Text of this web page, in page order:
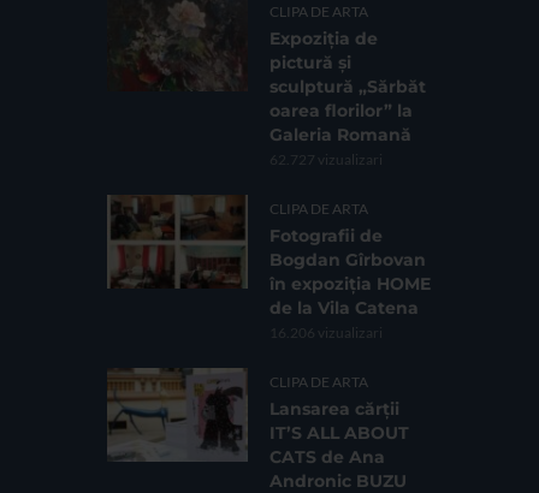
CLIPA DE ARTA
Expoziția de
pictură și
sculptură „Sărbăt
oarea florilor” la
Galeria Romană
62.727 vizualizari
CLIPA DE ARTA
Fotografii de
Bogdan Gîrbovan
în expoziția HOME
de la Vila Catena
16.206 vizualizari
CLIPA DE ARTA
Lansarea cărții
IT’S ALL ABOUT
CATS de Ana
Andronic BUZU